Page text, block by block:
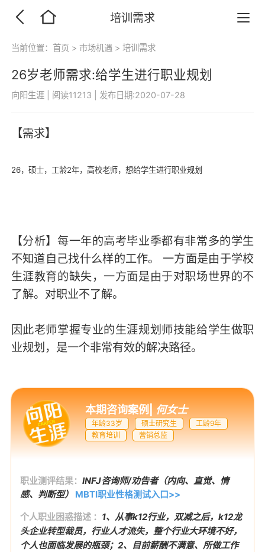
培训需求
当前位置：首页 > 市场机遇 > 培训需求
26岁老师需求:给学生进行职业规划
向阳生涯 阅读11213 发布日期:2020-07-28
【需求】
26，硕士，工龄2年，高校老师，想给学生进行职业规划
【分析】每一年的高考毕业季都有非常多的学生
不知道自己找什么样的工作。 一方面是由于学校
生涯教育的缺失，一方面是由于对职场世界的不
了解。对职业不了解。
因此老师掌握专业的生涯规划师技能给学生做职
业规划，是一个非常有效的解决路径。
本期咨询案例 何女士
年龄33岁 硕士研究生
工龄9年
教育培训
营销总监
职业测评结果： INFJ咨询师/劝告者（内向、直觉、情
感、判断型）
MBTI职业性格测试入口>>
个人职业困惑描述 ： 1、从事k12行业，双减之后，k12龙
头企业转型裁员，行业人才流失，整个行业大环境不好，
个人也面临发展的瓶颈；2、目前薪酬不满意、所做工作